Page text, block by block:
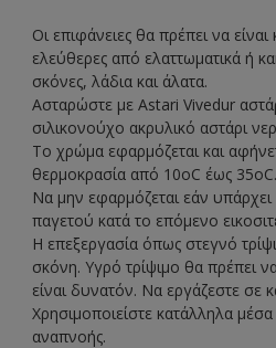
Οι επιφάνειες θα πρέπει να είναι
ελεύθερες από ελαττωματικά ή
σκόνες, λάδια και άλατα.
Ασταρώστε με Astari Vivedur
σιλικονούχο ακρυλικό αστάρι
Το χρώμα εφαρμόζεται και
θερμοκρασία από 10oC έως 35oC.
Να μην εφαρμόζεται εάν
παγετού κατά το επόμενο
Η επεξεργασία όπως στεγνό
σκόνη. Υγρό τρίψιμο θα πρέπει
είναι δυνατόν. Να εργάζεστε σε
Χρησιμοποιείστε κατάλληλα
αναπνοής.